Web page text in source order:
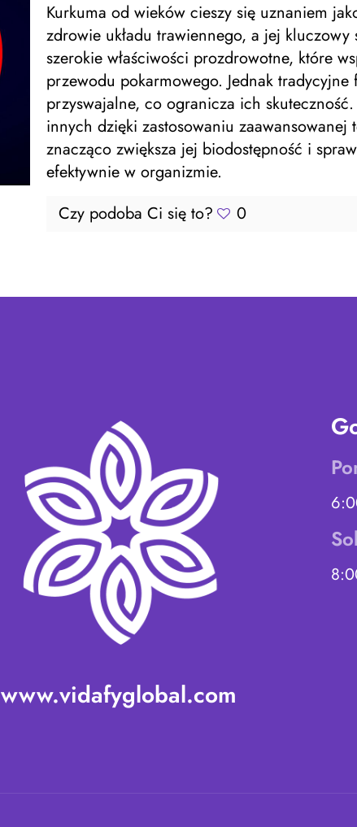
Kurkuma od wieków cieszy się uznaniem
zdrowie układu trawiennego, a jej
szerokie właściwości prozdrowotne, które
przewodu pokarmowego. Jednak tradycyjne
przyswajalne, co ogranicza ich
innych dzięki zastosowaniu
znacząco zwiększa jej biodostępność i
efektywnie w organizmie.
Czy podoba Ci się to?
0
www.vidafyglobal.com